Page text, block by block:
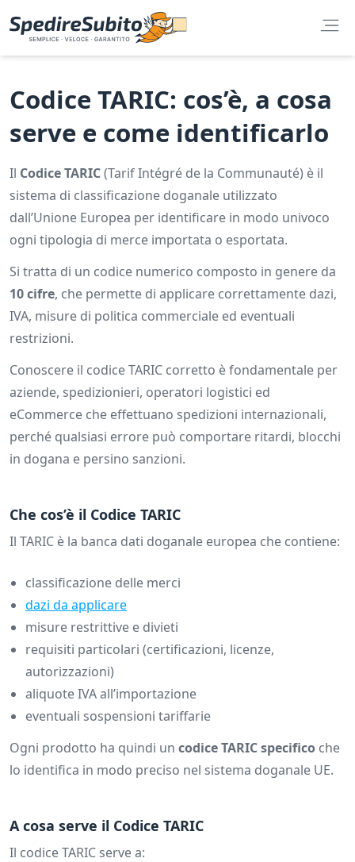
Codice TARIC: cos’è, a cosa
serve e come identificarlo
Il Codice TARIC(Tarif Intégré de la Communauté) è il
sistema di classificazione doganale utilizzato
dall’Unione Europea per identificare in modo univoco
ogni tipologia di merce importata o esportata.
Si tratta di un codice numerico composto in genere da
10 cifre, che permette di applicare correttamente dazi,
IVA, misure di politica commerciale ed eventuali
restrizioni.
Conoscere il codice TARIC corretto è fondamentale per
aziende, spedizionieri, operatori logistici ed
eCommerce che effettuano spedizioni internazionali,
perché qualsiasi errore può comportare ritardi, blocchi
in dogana e persino sanzioni.
Che cos’è il Codice TARIC
Il TARIC è la banca dati doganale europea che contiene:
classificazione delle merci
dazi da applicare
misure restrittive e divieti
requisiti particolari (certificazioni, licenze,
autorizzazioni)
aliquote IVA all’importazione
eventuali sospensioni tariffarie
Ogni prodotto ha quindi un codice TARIC specifico che
lo identifica in modo preciso nel sistema doganale UE.
A cosa serve il Codice TARIC
Il codice TARIC serve a: